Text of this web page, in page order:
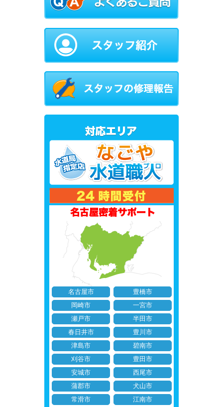
名古屋市
豊橋市
岡崎市
一宮市
瀬戸市
半田市
春日井市
豊川市
津島市
碧南市
刈谷市
豊田市
安城市
西尾市
蒲郡市
犬山市
常滑市
江南市